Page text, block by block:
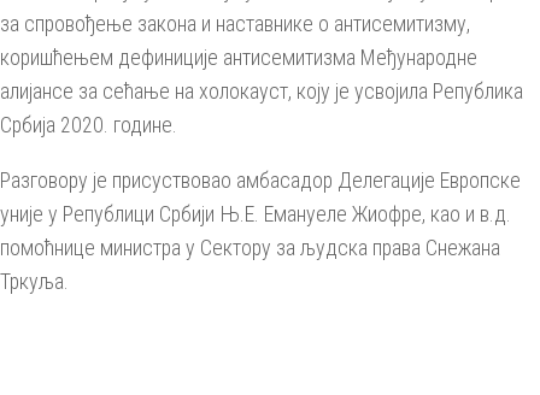
за спровођење закона и наставнике о антисемитизму,
коришћењем дефиниције антисемитизма Међународне
алијансе за сећање на холокауст, коју је усвојила Република
Србија 2020. године.
Разговору је присуствовао амбасадор Делегације Европске
уније у Републици Србији Њ.Е. Емануеле Жиофре, као и в.д.
помоћнице министра у Сектору за људска права Снежана
Тркуља.